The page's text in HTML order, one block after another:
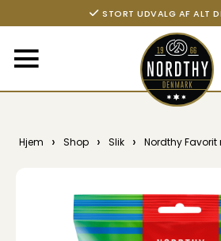
STORT UDVALG AF ALT
Hjem › Shop › Slik › Nordthy Favorit